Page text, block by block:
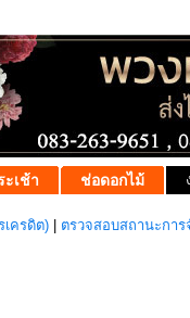
ะเช้า ช่อดอกไม้
เครดิต) ตรวจสอบสถานะการ